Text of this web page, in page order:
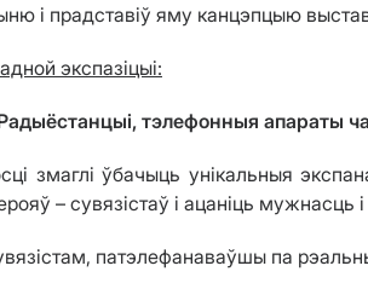
і прадставіў яму канцэпцыю
экспазіцыі:
тэлефонныя апараты
змаглі ўбачыць унікальныя
– сувязістаў і ацаніць
патэлефанаваўшы па